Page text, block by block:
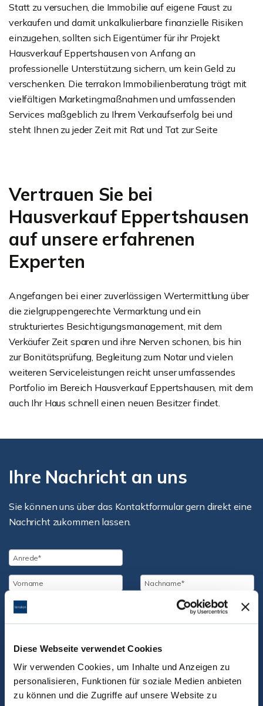
Diese Webseite verwendet Cookies
Wir verwenden Cookies, um Inhalte und Anzeigen zu
personalisieren, Funktionen für soziale Medien anbieten
zu können und die Zugriffe auf unsere Website zu
Statt zu versuchen, die Immobilie auf eigene Faust zu
verkaufen und damit unkalkulierbare finanzielle Risiken
einzugehen, sollten sich Eigentümer für ihr Projekt
Hausverkauf Eppertshausen von Anfang an
professionelle Unterstützung sichern, um kein Geld zu
verschenken. Die terrakon Immobilienberatung trägt mit
vielfältigen Marketingmaßnahmen und umfassenden
Services maßgeblich zu Ihrem Verkaufserfolg bei und
steht Ihnen zu jeder Zeit mit Rat und Tat zur Seite
Vertrauen Sie bei
Hausverkauf Eppertshausen
auf unsere erfahrenen
Experten
Angefangen bei einer zuverlässigen Wertermittlung über
die zielgruppengerechte Vermarktung und ein
strukturiertes Besichtigungsmanagement, mit dem
Verkäufer Zeit sparen und ihre Nerven schonen, bis hin
zur Bonitätsprüfung, Begleitung zum Notar und vielen
weiteren Serviceleistungen reicht unser umfassendes
Portfolio im Bereich Hausverkauf Eppertshausen, mit dem
auch Ihr Haus schnell einen neuen Besitzer findet.
Ihre Nachricht an uns
Sie können uns über das Kontaktformular gern direkt eine
Nachricht zukommen lassen.